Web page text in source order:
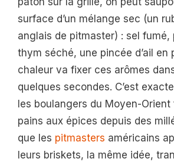
surface d’un mélange sec (un
anglais de pitmaster) : sel fumé,
thym séché, une pincée d’ail en
chaleur va fixer ces arômes
quelques secondes. C’est
les boulangers du Moyen-
pains aux épices depuis des
que les pitmasters américains
leurs briskets, la même idée,